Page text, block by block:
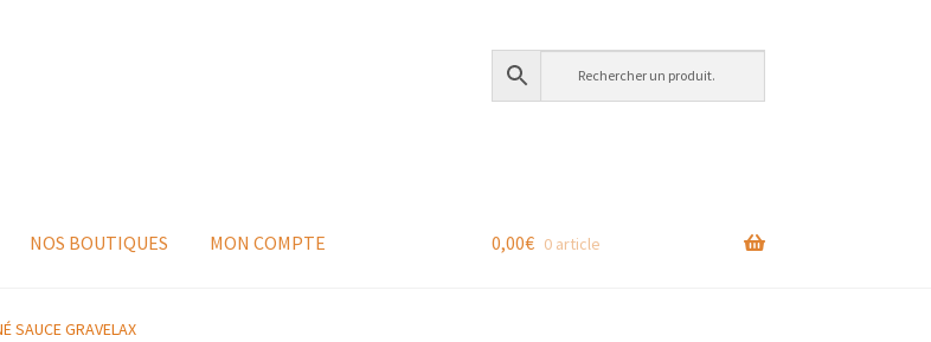
NOS BOUTIQUES MON COMPTE 0,00€ 0 article
SAUCE GRAVELAX